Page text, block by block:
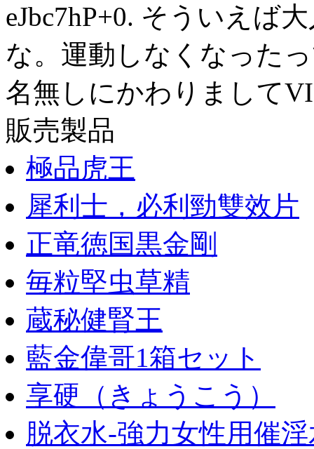
eJbc7hP+0. そういえば
な。運動しなくなった
名無しにかわりまして
販売製品
極品虎王
犀利士，必利勁雙效片
正竜徳国黒金剛
毎粒堅虫草精
蔵秘健腎王
藍金偉哥1箱セット
享硬（きょうこう）
脱衣水-強力女性用催